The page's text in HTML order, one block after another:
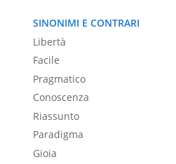
SINONIMI E CONTRARI
Libertà
Facile
Pragmatico
Conoscenza
Riassunto
Paradigma
Gioia